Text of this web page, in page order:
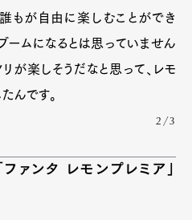
もが自由に楽しむことができ
ームになるとは思っていません
が楽しそうだなと思って、レモ
んです。
2/3
ァンタ レモンプレミア」